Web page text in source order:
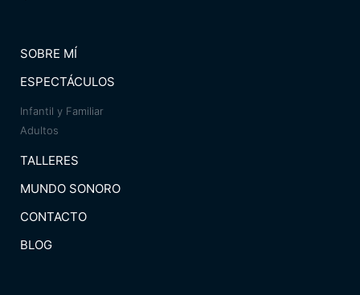
SOBRE MÍ
ESPECTÁCULOS
Infantil y Familiar
Adultos
TALLERES
MUNDO SONORO
CONTACTO
BLOG